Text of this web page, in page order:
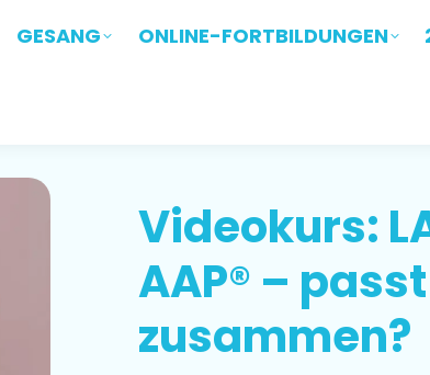
GESANG ONLINE-FORTBILDUNGEN
Videokurs:
AAP® –
zusammen?
GESANG ONLINE-FORTBILDUNGEN